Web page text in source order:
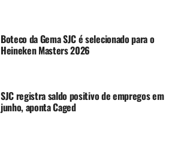
Boteco da Gema SJC é selecionado para o
Heineken Masters 2026
SJC registra saldo positivo de empregos em
junho, aponta Caged